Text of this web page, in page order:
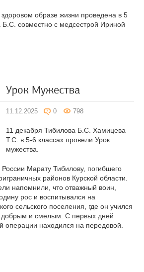
образе жизни проведена в 5
Б.С. совместно с медсестрой Ириной
Урок Мужества
11.12.2025 0 798
11 декабря Тибилова Б.С. Хамицева
Т.С. в 5-6 классах провели Урок
мужества.
Марату Тибилову, погибшего
районов Курской области.
напомнили, что отважный воин,
рос и воспитывался на
сельского поселения, где он учился
добрым и смелым. С первых дней
операции находился на передовой.